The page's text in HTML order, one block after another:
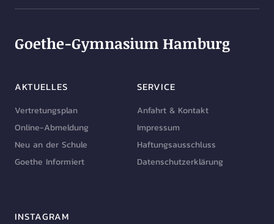
Goethe-Gymnasium Hamburg
AKTUELLES
Vertretungsplan
Online-Abmeldung
Neu an der Schule
Goethe Informiert
SERVICE
Anfahrt & Kontakt
Impressum
Haftungsausschluss
Datenschutzerklärung
INSTAGRAM